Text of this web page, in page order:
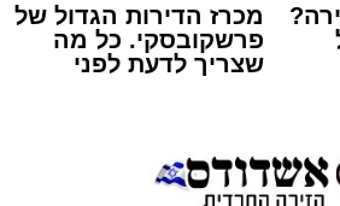
מכרז הדירות הגדול של
פרשקובסקי. כל מה
שצריך לדעת לפני